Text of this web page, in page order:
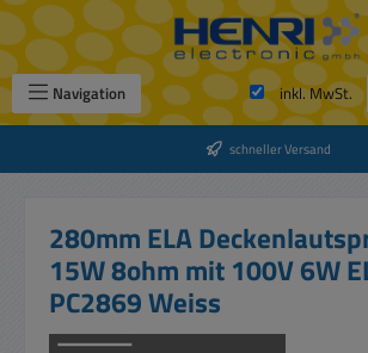
Zum Hauptinhalt springen
Navigation inkl. MwSt.
schneller Versand
280mm ELA
15W 8ohm mit 100V 6W
PC2869 Weiss